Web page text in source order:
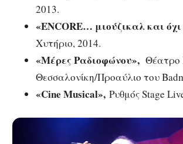
2013.
«ENCORE… μιούζικαλ και
Χυτήριο, 2014.
«Μέρες Ραδιοφώνου», Θέατρο
Θεσσαλονίκη/Προαύλιο του
«Cine Musical», Ρυθμός Stage